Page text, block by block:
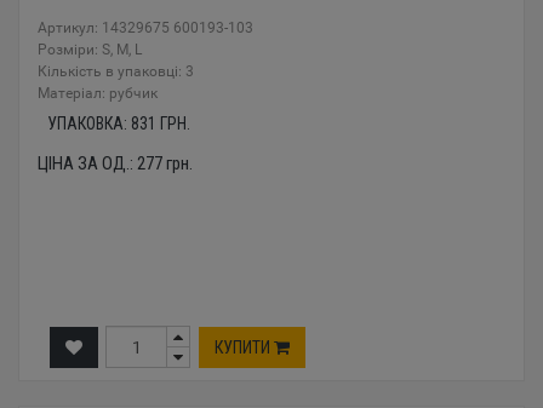
Артикул: 14329675 600193-103
Розміри: S, M, L
Кількість в упаковці: 3
Mатеріал: рубчик
УПАКОВКА: 831 ГРН.
ЦІНА ЗА ОД.: 277грн.
КУПИТИ